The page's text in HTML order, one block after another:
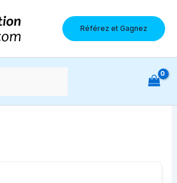
Référez et Gagnez